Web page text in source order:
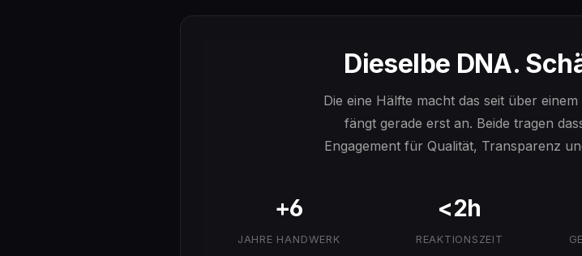
Dieselbe DNA.
Die eine Hälfte macht das seit über
fängt gerade erst an. Beide tragen
Engagement für Qualität, Transparenz
+6
JAHRE HANDWERK
<2h
REAKTIONSZEIT